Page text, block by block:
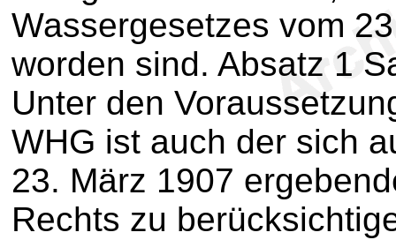
Wassergesetzes vom
worden sind. Absatz 1
Unter den
WHG ist auch der sich
23. März 1907
Rechts zu